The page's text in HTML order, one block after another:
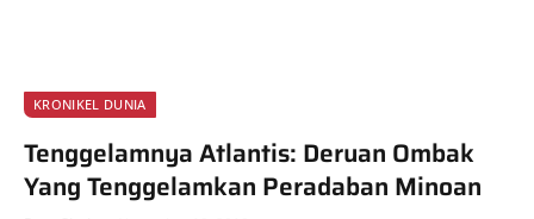
KRONIKEL DUNIA
Tenggelamnya Atlantis: Deruan Ombak
Yang Tenggelamkan Peradaban Minoan